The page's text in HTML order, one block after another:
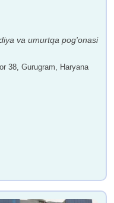
va umurtqa pog'onasi
38, Gurugram, Haryana